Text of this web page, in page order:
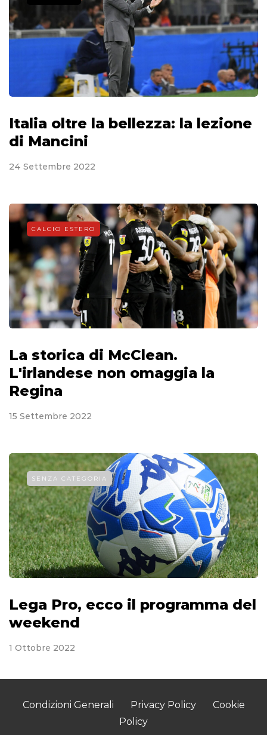
Italia oltre la bellezza: la lezione
di Mancini
24 Settembre 2022
CALCIO ESTERO
La storica di McClean.
L'irlandese non omaggia la
Regina
15 Settembre 2022
SENZA CATEGORIA
Lega Pro, ecco il programma del
weekend
1 Ottobre 2022
Condizioni Generali Privacy Policy
Cookie
Policy